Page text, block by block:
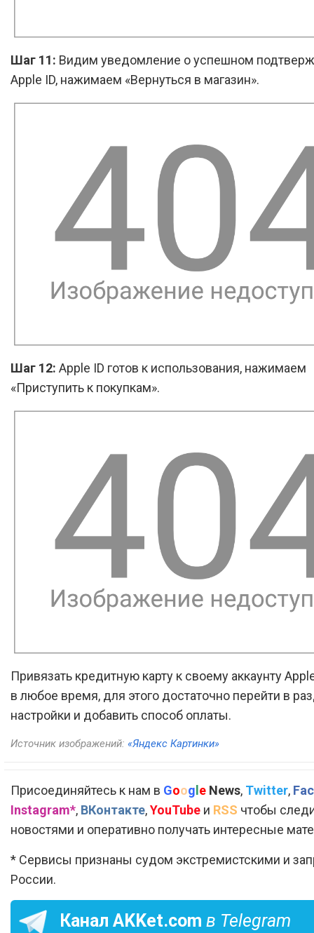
Шаг 11: Видим уведомление о успешном
Apple ID, нажимаем «Вернуться в магазин».
Шаг 12: Apple ID готов к использования, нажимаем
«Приступить к покупкам».
Привязать кредитную карту к своему аккаунту
в любое время, для этого достаточно перейти в
настройки и добавить способ оплаты.
Источник изображений: «Яндекс Картинки»
Присоединяйтесь к нам в Goog e News, Twitter,
Instagram*, ВКонтакте,YouTube и RSS чтобы
новостями и оперативно получать интересные
* Сервисы признаны судом экстремистскими и
России.
Канал AKKet.com в Telegram